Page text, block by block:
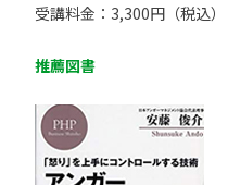
受講料金：3,300円（税込）
推薦図書